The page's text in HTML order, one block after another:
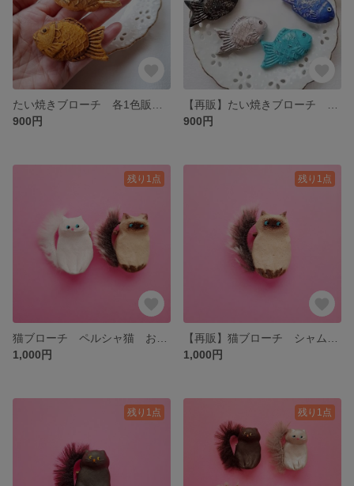
900円
900円
残り1点
1,000円
残り1点
1,000円
残り1点 残り1点